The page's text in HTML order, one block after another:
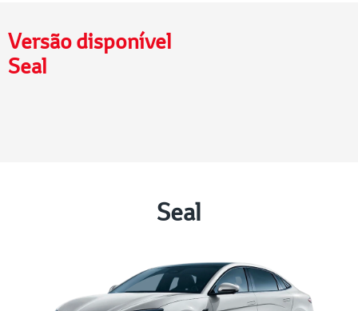
Versão disponível
Seal
Seal